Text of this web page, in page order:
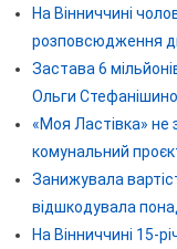
На Вінниччині
розповсюдження
Застава 6
Ольги
«Моя Ластівка» не
комунальний
Занижувала
відшкодувала
На Вінниччині 15-